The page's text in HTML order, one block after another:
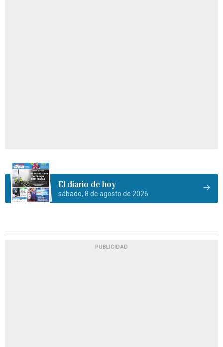
El diario de hoy
sábado, 8 de agosto de 2026
PUBLICIDAD